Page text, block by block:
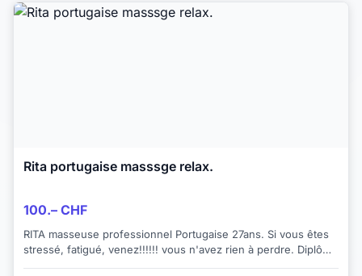
Rita portugaise masssge relax.
100.– CHF
RITA masseuse professionnel Portugaise 27ans. Si vous êtes
stressé, fatigué, venez!!!!!! vous n'avez rien à perdre. Diplômé
avec l'art du toucher e...